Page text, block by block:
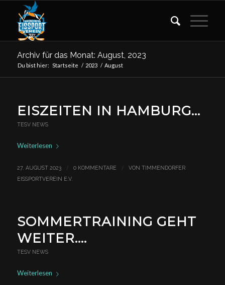
Archiv für das Monat: August, 2023
Du bist hier: Startseite / 2023 / August
EISZEITEN IN HAMBURG…
TESV NEWS
Weiterlesen
27. AUGUST 2023 / 0 KOMMENTARE / VON TIMMENDORFER
EISSPORTVEREIN E.V.
SOMMERTRAINING GEHT
WEITER….
TESV NEWS
Weiterlesen